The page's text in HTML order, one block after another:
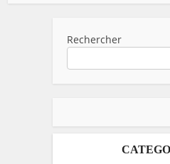
Rechercher